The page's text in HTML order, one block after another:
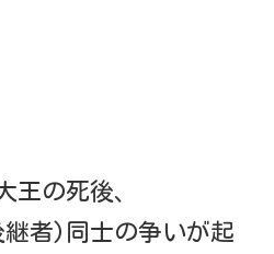
王の死後、
継者)同士の争いが起